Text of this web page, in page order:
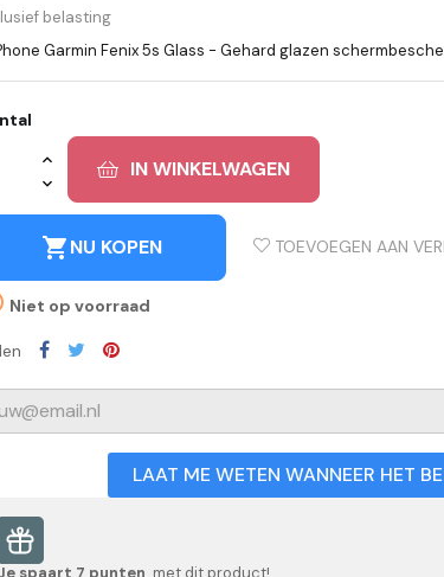
belasting
Garmin Fenix ​​5s Glass - Gehard glazen
IN WINKELWAGEN
shopping_cartNU KOPEN TOEVOEGEN AAN
Niet op voorraad
LAAT ME WETEN WANNEER HET
spaart 7 punten met dit product!